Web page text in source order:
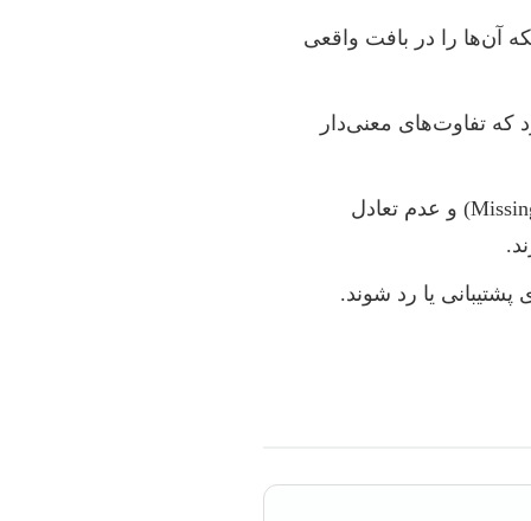
آن‌ها را در بافت واقعی
که تفاوت‌های معنی‌دار
مسائلی نظیر داده‌های پرت (Outliers)، مقادیر گمشده (Missing Values) و عدم تعادل
یا رد شوند.